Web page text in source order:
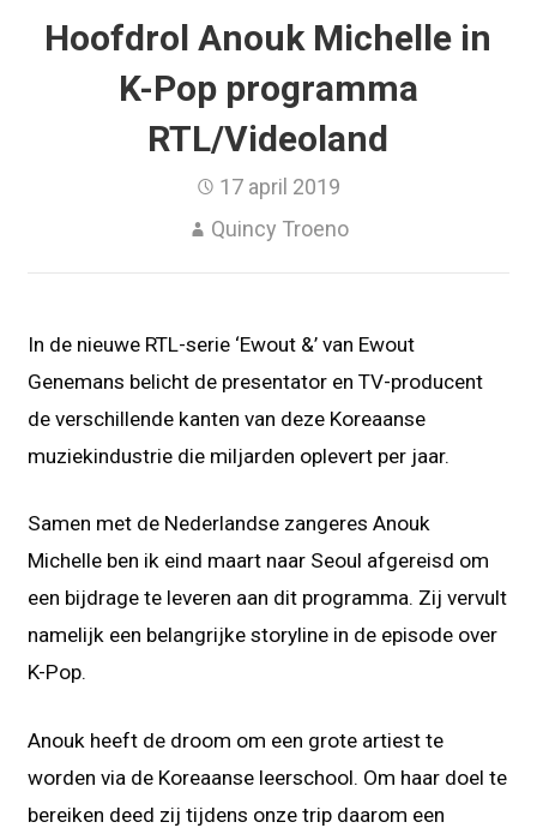
Hoofdrol Anouk Michelle in
K-Pop programma
RTL/Videoland
17 april 2019
Quincy Troeno
In de nieuwe RTL-serie ‘Ewout &’ van Ewout
Genemans belicht de presentator en TV-producent
de verschillende kanten van deze Koreaanse
muziekindustrie die miljarden oplevert per jaar.
Samen met de Nederlandse zangeres Anouk
Michelle ben ik eind maart naar Seoul afgereisd om
een bijdrage te leveren aan dit programma. Zij vervult
namelijk een belangrijke storyline in de episode over
K-Pop.
Anouk heeft de droom om een grote artiest te
worden via de Koreaanse leerschool. Om haar doel te
bereiken deed zij tijdens onze trip daarom een